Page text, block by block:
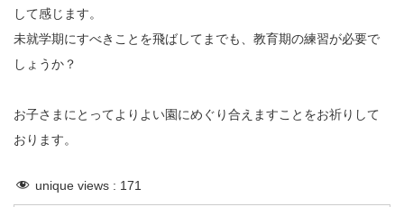
して感じます。
未就学期にすべきことを飛ばしてまでも、教育期の練習が必要で
しょうか？
お子さまにとってよりよい園にめぐり合えますことをお祈りして
おります。
unique views : 171